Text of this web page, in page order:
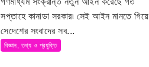
সপ্তাহে কানাডা সরকার৷ সেই আইন মানতে গিয়ে
সেদেশের সংবাদের সব...
বিজ্ঞান, তথ্য ও প্রযুক্তি